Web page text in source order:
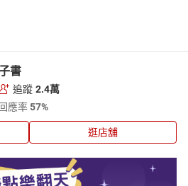
書
追蹤 2.4萬
回應率57%
逛店舖